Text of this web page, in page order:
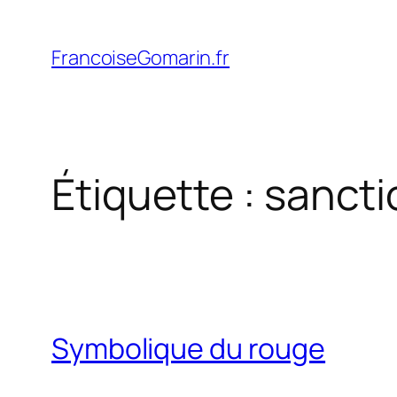
contenu
FrancoiseGomarin.fr
Étiquette :
Symbolique du rouge